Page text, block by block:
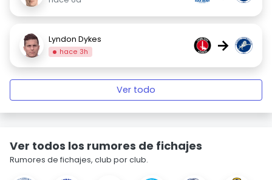
Lyndon Dykes
hace 3h →
Ver todo
Ver todos los rumores de fichajes
Rumores de fichajes, club por club.